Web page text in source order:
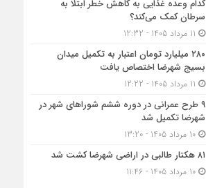
کدام وعده غذایی به کاهش خطر ابتلا به
سرطان کمک می‌کند؟
۲۸۰ میلیارد تومان اعتبار به تکمیل میدان
بسیج شهرضا اختصاص یافت
۹ طرح عمرانی در دوره ششم شوراهای شهر در
شهرضا تکمیل شد
10 مرداد 1405 - 13:20
۸۱ هکتار طالبی در اراضی شهرضا کشت شد
10 مرداد 1405 - 11:46